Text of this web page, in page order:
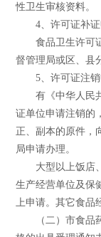
性卫生审核资料。
4、许可证补证
食品卫生许可证
督管理局或区、县
5、许可证注销
有《中华人民共
证单位申请注销的
正、副本的原件，
局申请办理。
大型以上饭店、
生产经营单位及保
上申请。其它食品
（二）市食品药